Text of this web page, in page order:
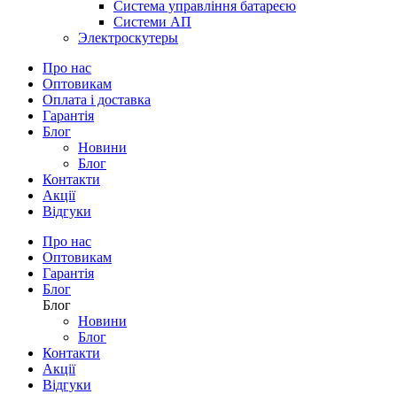
Система управління батареєю
Системи АП
Электроскутеры
Про нас
Оптовикам
Оплата і доставка
Гарантія
Блог
Новини
Блог
Контакти
Акції
Відгуки
Про нас
Оптовикам
Гарантія
Блог
Блог
Новини
Блог
Контакти
Акції
Відгуки